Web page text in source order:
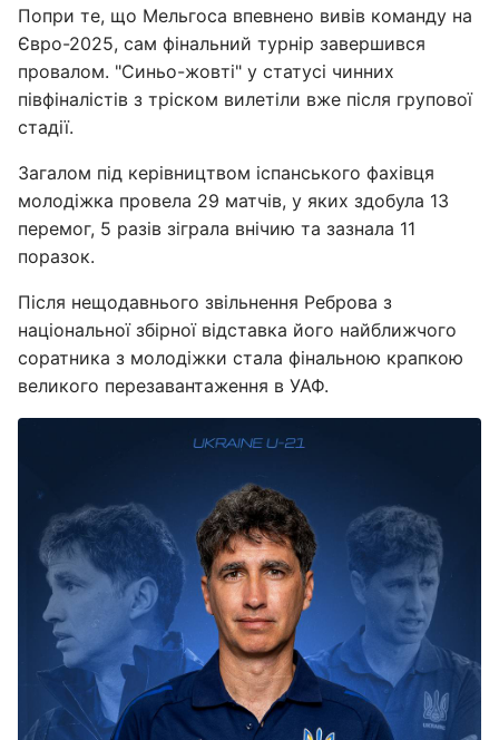
Попри те, що Мельгоса впевнено вивів команду на
Євро-2025, сам фінальний турнір завершився
провалом. "Синьо-жовті" у статусі чинних
півфіналістів з тріском вилетіли вже після групової
стадії.
Загалом під керівництвом іспанського фахівця
молодіжка провела 29 матчів, у яких здобула 13
перемог, 5 разів зіграла внічию та зазнала 11
поразок.
Після нещодавнього звільнення Реброва з
національної збірної відставка його найближчого
соратника з молодіжки стала фінальною крапкою
великого перезавантаження в УАФ.